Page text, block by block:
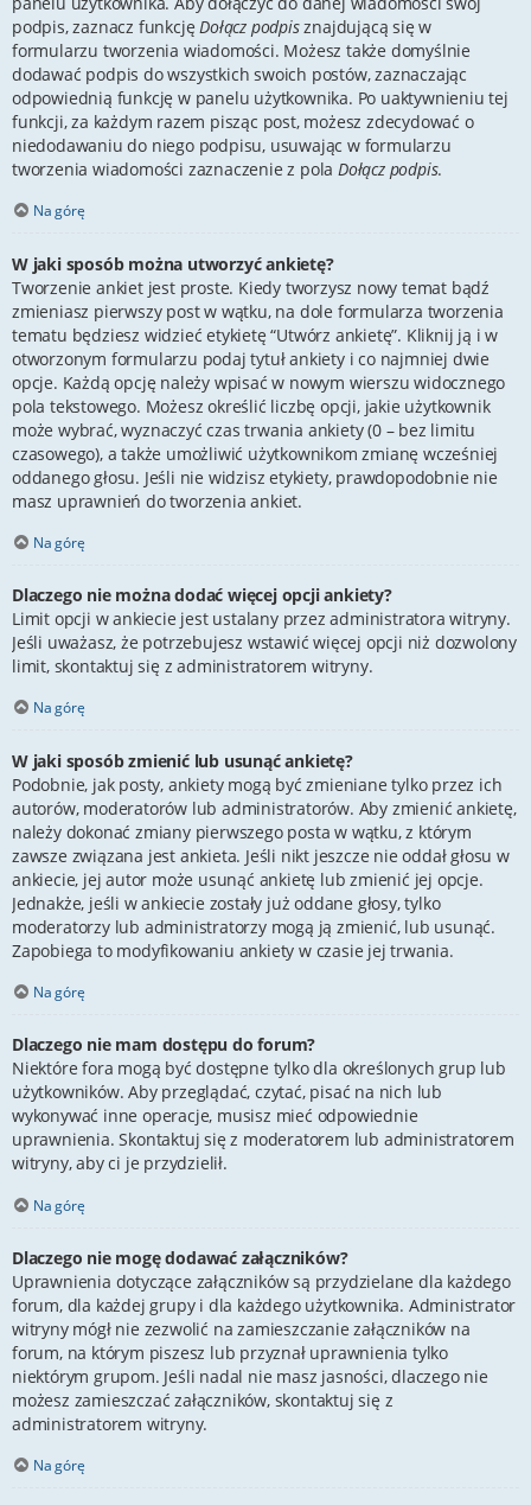
podpis, zaznacz funkcjęDołącz podpisznajdującą się w
formularzu tworzenia wiadomości. Możesz także domyślnie
dodawać podpis do wszystkich swoich postów, zaznaczając
odpowiednią funkcję w panelu użytkownika. Po uaktywnieniu tej
funkcji, za każdym razem pisząc post, możesz zdecydować o
niedodawaniu do niego podpisu, usuwając w formularzu
tworzenia wiadomości zaznaczenie z polaDołącz podpis.
Na górę
W jaki sposób można utworzyć ankietę?
Tworzenie ankiet jest proste. Kiedy tworzysz nowy temat bądź
zmieniasz pierwszy post w wątku, na dole formularza tworzenia
tematu będziesz widzieć etykietę “Utwórz ankietę”. Kliknij ją i w
otworzonym formularzu podaj tytuł ankiety i co najmniej dwie
opcje. Każdą opcję należy wpisać w nowym wierszu widocznego
pola tekstowego. Możesz określić liczbę opcji, jakie użytkownik
może wybrać, wyznaczyć czas trwania ankiety (0 – bez limitu
czasowego), a także umożliwić użytkownikom zmianę wcześniej
oddanego głosu. Jeśli nie widzisz etykiety, prawdopodobnie nie
masz uprawnień do tworzenia ankiet.
Na górę
Dlaczego nie można dodać więcej opcji ankiety?
Limit opcji w ankiecie jest ustalany przez administratora witryny.
Jeśli uważasz, że potrzebujesz wstawić więcej opcji niż dozwolony
limit, skontaktuj się z administratorem witryny.
Na górę
W jaki sposób zmienić lub usunąć ankietę?
Podobnie, jak posty, ankiety mogą być zmieniane tylko przez ich
autorów, moderatorów lub administratorów. Aby zmienić ankietę,
należy dokonać zmiany pierwszego posta w wątku, z którym
zawsze związana jest ankieta. Jeśli nikt jeszcze nie oddał głosu w
ankiecie, jej autor może usunąć ankietę lub zmienić jej opcje.
Jednakże, jeśli w ankiecie zostały już oddane głosy, tylko
moderatorzy lub administratorzy mogą ją zmienić, lub usunąć.
Zapobiega to modyfikowaniu ankiety w czasie jej trwania.
Na górę
Dlaczego nie mam dostępu do forum?
Niektóre fora mogą być dostępne tylko dla określonych grup lub
użytkowników. Aby przeglądać, czytać, pisać na nich lub
wykonywać inne operacje, musisz mieć odpowiednie
uprawnienia. Skontaktuj się z moderatorem lub administratorem
witryny, aby ci je przydzielił.
Na górę
Dlaczego nie mogę dodawać załączników?
Uprawnienia dotyczące załączników są przydzielane dla każdego
forum, dla każdej grupy i dla każdego użytkownika. Administrator
witryny mógł nie zezwolić na zamieszczanie załączników na
forum, na którym piszesz lub przyznał uprawnienia tylko
niektórym grupom. Jeśli nadal nie masz jasności, dlaczego nie
możesz zamieszczać załączników, skontaktuj się z
administratorem witryny.
Na górę